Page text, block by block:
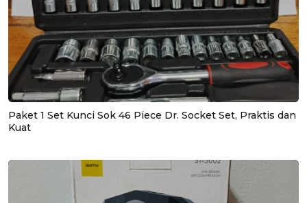
Paket 1 Set Kunci Sok 46 Piece Dr. Socket Set, Praktis dan
Kuat